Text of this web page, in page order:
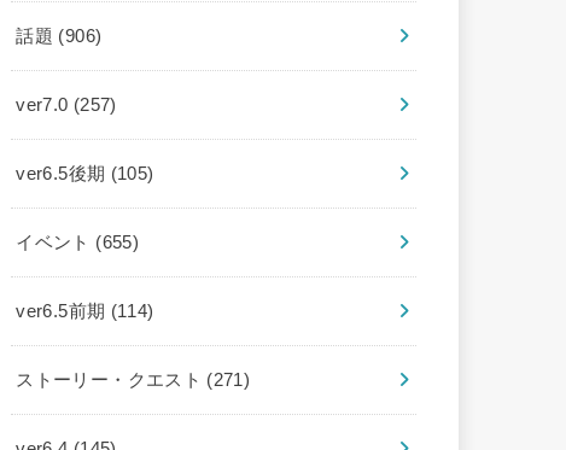
話題 (906)
ver7.0 (257)
ver6.5後期 (105)
イベント (655)
ver6.5前期 (114)
ストーリー・クエスト (271)